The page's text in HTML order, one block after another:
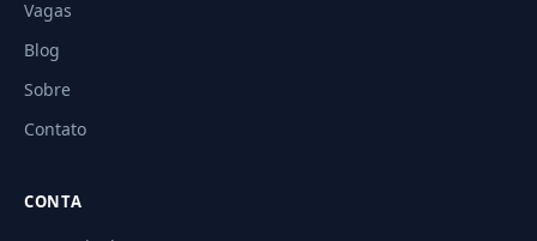
Vagas
Blog
Sobre
Contato
CONTA